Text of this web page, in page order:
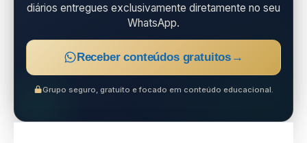
diários entregues exclusivamente diretamente no seu
WhatsApp.
Receber conteúdos gratuitos →
Grupo seguro, gratuito e focado em conteúdo educacional.